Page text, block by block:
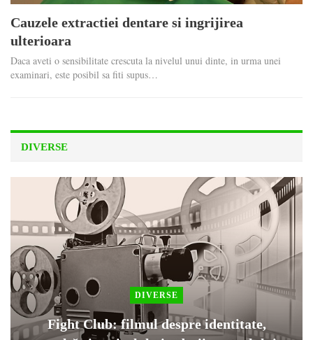
Cauzele extractiei dentare si ingrijirea
ulterioara
Daca aveti o sensibilitate crescuta la nivelul unui dinte, in urma unei
examinari, este posibil sa fiti supus…
DIVERSE
DIVERSE
Fight Club: filmul despre identitate,